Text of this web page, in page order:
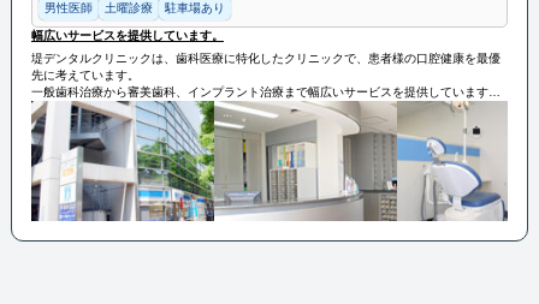
男性医師 土曜診療 駐車場あり
幅広いサービスを提供しています。
堤デンタルクリニックは、歯科医療に特化したクリニックで、患者様の口腔健康を最優
先に考えています。
一般歯科治療から審美歯科、インプラント治療まで幅広いサービスを提供しています。
経験豊富な歯科医師やスタッフが、最新の診療技術を駆使して、患者様の個々のニーズ
に合わせた丁寧な治療を行います。